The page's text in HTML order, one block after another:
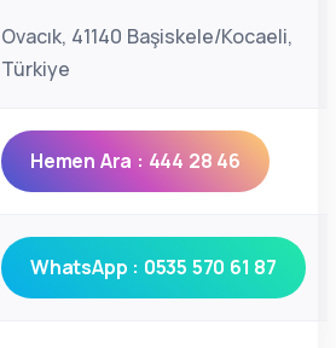
Ovacık, 41140 Başiskele/Kocaeli,
Türkiye
Hemen Ara : 444 28 46
WhatsApp : 0535 570 61 87